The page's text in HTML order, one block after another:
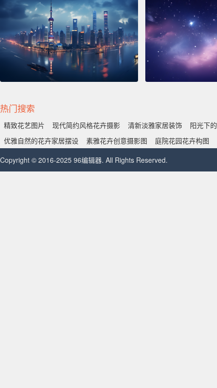
热门搜索
精致花艺图片 现代简约风格花卉摄影 清新淡雅家居装饰
阳光下
优雅自然的花卉家居摆设
素雅花卉创意摄影图
庭院花园花卉构图
Copyright © 2016-2025 96编辑器. All Rights Reserved.